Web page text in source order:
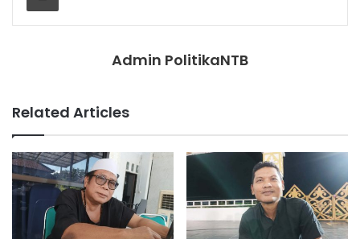
Admin PolitikaNTB
Related Articles